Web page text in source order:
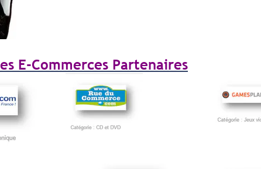
E-Commerces Partenaires